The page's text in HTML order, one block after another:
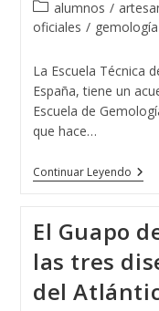
la
la
entrada:
Categoría
de
entrada:
alumnos /
oficiales / gemología
La Escuela Técnica
España, tiene un
Escuela de
que hace…
Continuar Leyendo15
/as
En
Vigo
El Guapo
las tres
del